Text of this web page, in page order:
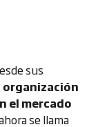
sus
organización
el mercado
se llama